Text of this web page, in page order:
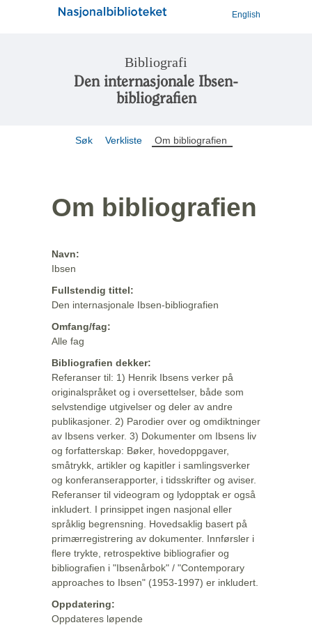
English
Bibliografi
Den internasjonale Ibsen-
bibliografien
Søk Verkliste Om bibliografien
Om bibliografien
Navn:
Ibsen
Fullstendig tittel:
Den internasjonale Ibsen-bibliografien
Omfang/fag:
Alle fag
Bibliografien dekker:
Referanser til: 1) Henrik Ibsens verker på
originalspråket og i oversettelser, både som
selvstendige utgivelser og deler av andre
publikasjoner. 2) Parodier over og omdiktninger
av Ibsens verker. 3) Dokumenter om Ibsens liv
og forfatterskap: Bøker, hovedoppgaver,
småtrykk, artikler og kapitler i samlingsverker
og konferanserapporter, i tidsskrifter og aviser.
Referanser til videogram og lydopptak er også
inkludert. I prinsippet ingen nasjonal eller
språklig begrensning. Hovedsaklig basert på
primærregistrering av dokumenter. Innførsler i
flere trykte, retrospektive bibliografier og
bibliografien i "Ibsenårbok" / "Contemporary
approaches to Ibsen" (1953-1997) er inkludert.
Oppdatering:
Oppdateres løpende